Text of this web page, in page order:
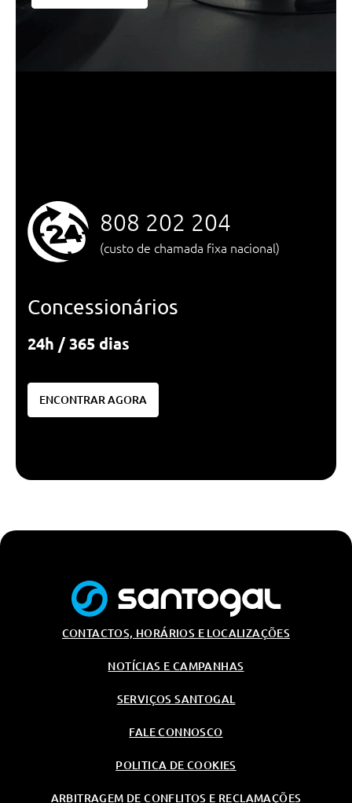
808 202 204
(custo de chamada fixa nacional)
Concessionários
24h / 365 dias
ENCONTRAR AGORA
CONTACTOS, HORÁRIOS E LOCALIZAÇÕES
NOTÍCIAS E CAMPANHAS
SERVIÇOS SANTOGAL
FALE CONNOSCO
POLITICA DE COOKIES
ARBITRAGEM DE CONFLITOS E RECLAMAÇÕES